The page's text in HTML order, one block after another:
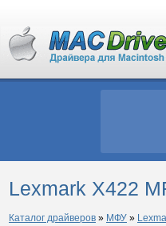
Lexmark X422
Каталог драйверов » МФУ »